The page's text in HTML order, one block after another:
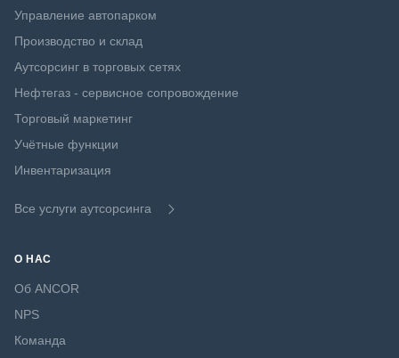
Управление автопарком
Производство и склад
Аутсорсинг в торговых сетях
Нефтегаз - сервисное сопровождение
Торговый маркетинг
Учётные функции
Инвентаризация
Все услуги аутсорсинга
О НАС
Об ANCOR
NPS
Команда